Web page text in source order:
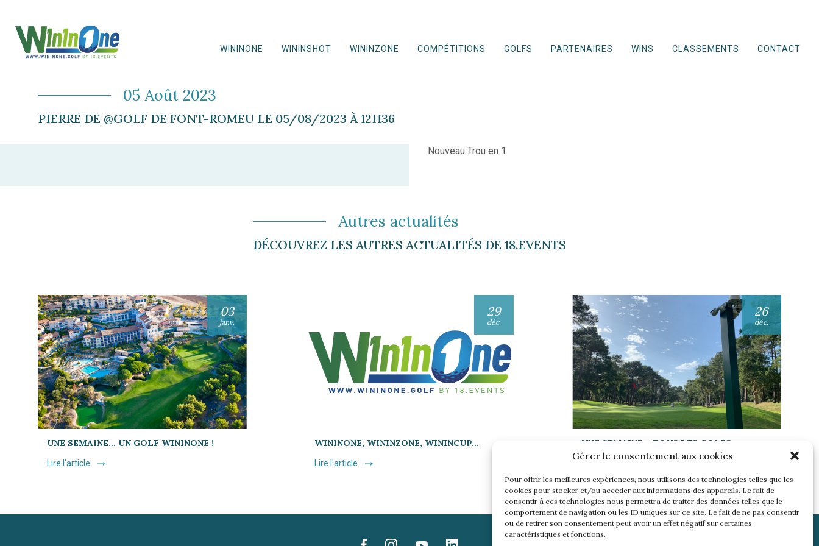
Gérer le consentement aux cookies
Pour offrir les meilleures expériences, nous utilisons des technologies telles que les
cookies pour stocker et/ou accéder aux informations des appareils. Le fait de
consentir à ces technologies nous permettra de traiter des données telles que le
comportement de navigation ou les ID uniques sur ce site. Le fait de ne pas consentir
ou de retirer son consentement peut avoir un effet négatif sur certaines
caractéristiques et fonctions.
WININONE WININSHOT WININZONE COMPÉTITIONS GOLFS PARTENAIRES WINS CLASSEMENTS CONTACT
05 Août 2023
PIERRE DE @GOLF DE FONT-ROMEU LE 05/08/2023 À 12H36
Nouveau Trou en 1
Autres actualités
DÉCOUVREZ LES AUTRES ACTUALITÉS DE 18.EVENTS
03
janv.
UNE SEMAINE… UN GOLF WININONE !
Lire l'article
29
déc.
WININONE, WININZONE, WININCUP…
Lire l'article
26
déc.
UNE SEMAINE… TOUS LES GOLFS
WININONE !